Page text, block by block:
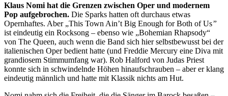
Klaus Nomi hat die Grenzen zwischen Oper und modernem
Pop aufgebrochen. Die Sparks hatten oft durchaus etwas
Opernhaftes. Aber „This Town Ain’t Big Enough for Both of Us”
ist eindeutig ein Rocksong – ebenso wie „Bohemian Rhapsody“
von The Queen, auch wenn die Band sich hier selbstbewusst bei der
italienischen Oper bedient hatte (und Freddie Mercury eine Diva mit
grandiosem Stimmumfang war). Rob Halford von Judas Priest
konnte sich in schwindelnde Höhen hinaufschrauben – aber er klang
eindeutig männlich und hatte mit Klassik nichts am Hut.